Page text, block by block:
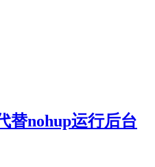
替nohup运行后台